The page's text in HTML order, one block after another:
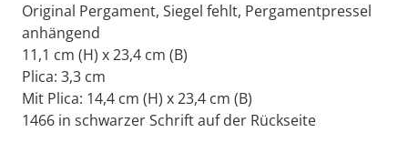
Original Pergament, Siegel fehlt, Pergamentpressel
anhängend
11,1 cm (H) x 23,4 cm (B)
Plica: 3,3 cm
Mit Plica: 14,4 cm (H) x 23,4 cm (B)
1466 in schwarzer Schrift auf der Rückseite